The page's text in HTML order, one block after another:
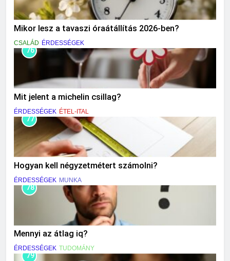
Mikor lesz a tavaszi óraátállítás 2026-ben?
CSALÁD ÉRDESSÉGEK
76
Mit jelent a michelin csillag?
ÉRDESSÉGEK ÉTEL-ITAL
77
Hogyan kell négyzetmétert számolni?
ÉRDESSÉGEK MUNKA
78
Mennyi az átlag iq?
ÉRDESSÉGEK TUDOMÁNY
79